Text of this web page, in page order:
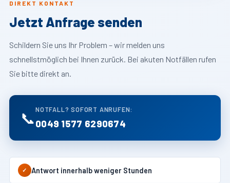
DIREKT KONTAKT
Jetzt Anfrage senden
Schildern Sie uns Ihr Problem – wir melden uns
schnellstmöglich bei Ihnen zurück. Bei akuten Notfällen rufen
Sie bitte direkt an.
📞 NOTFALL? SOFORT ANRUFEN:
0049 1577 6290674
✓ Antwort innerhalb weniger Stunden